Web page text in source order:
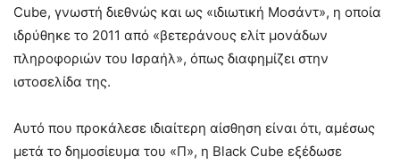
Cube, γνωστή διεθνώς και ως «ιδιωτική Μοσάντ», η οποία
ιδρύθηκε το 2011 από «βετεράνους ελίτ μονάδων
πληροφοριών του Ισραήλ», όπως διαφημίζει στην
ιστοσελίδα της.
Αυτό που προκάλεσε ιδιαίτερη αίσθηση είναι ότι, αμέσως
μετά το δημοσίευμα του «Π», η Black Cube εξέδωσε